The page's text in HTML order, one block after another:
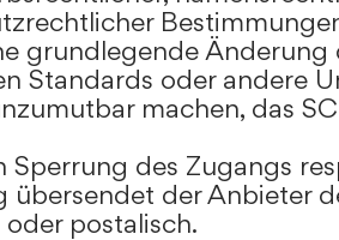
grundlegende Änderung
Standards oder andere
machen, das
des Zugangs
übersendet der Anbieter
postalisch.